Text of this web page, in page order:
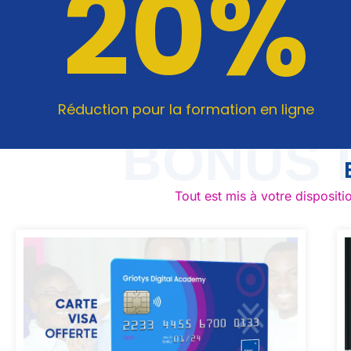
20%
Réduction pour la formation en ligne
BONUS
Tout est mis à votre